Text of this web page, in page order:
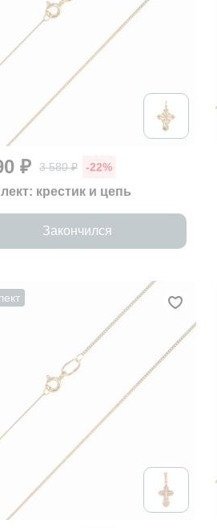
₽ 3 580 ₽ -22%
крестик и цепь
Закончился